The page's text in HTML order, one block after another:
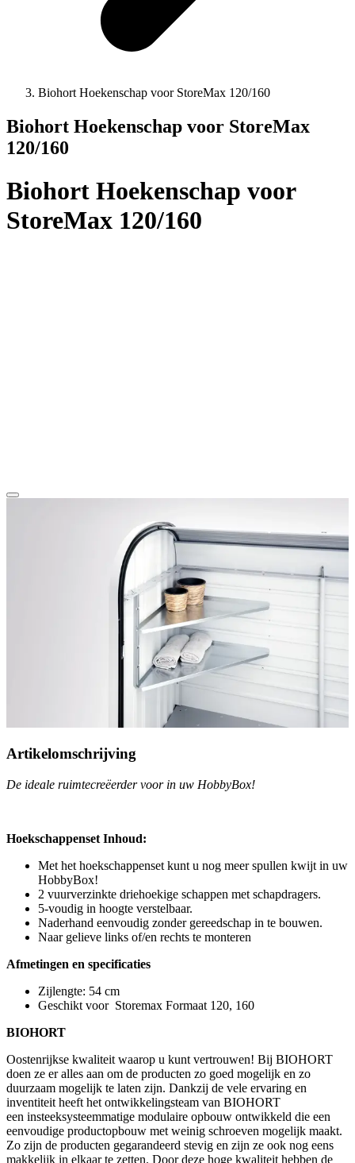
Biohort Hoekenschap voor StoreMax 120/160
Biohort Hoekenschap voor StoreMax
120/160
Biohort Hoekenschap voor
StoreMax 120/160
Artikelomschrijving
De ideale ruimtecreëerder voor in uw HobbyBox!
Hoekschappenset Inhoud:
Met het hoekschappenset kunt u nog meer spullen kwijt in uw
HobbyBox!
2 vuurverzinkte driehoekige schappen met schapdragers.
5-voudig in hoogte verstelbaar.
Naderhand eenvoudig zonder gereedschap in te bouwen.
Naar gelieve links of/en rechts te monteren
Afmetingen en specificaties
Zijlengte: 54 cm
Geschikt voor Storemax Formaat 120, 160
BIOHORT
Oostenrijkse kwaliteit waarop u kunt vertrouwen! Bij BIOHORT
doen ze er alles aan om de producten zo goed mogelijk en zo
duurzaam mogelijk te laten zijn. Dankzij de vele ervaring en
inventiteit heeft het ontwikkelingsteam van BIOHORT
een insteeksysteemmatige modulaire opbouw ontwikkeld die een
eenvoudige productopbouw met weinig schroeven mogelijk maakt.
Zo zijn de producten gegarandeerd stevig en zijn ze ook nog eens
makkelijk in elkaar te zetten. Door deze hoge kwaliteit hebben de